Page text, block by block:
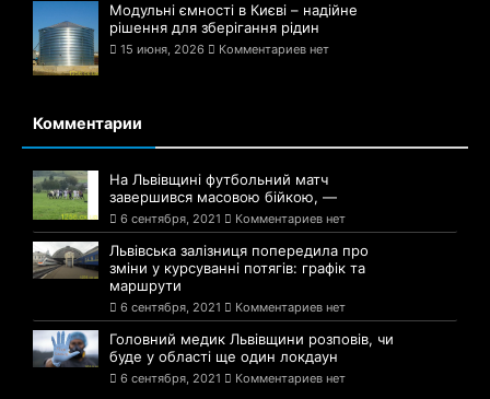
Модульні ємності в Києві – надійне
рішення для зберігання рідин
15 июня, 2026 Комментариев нет
Комментарии
На Львівщині футбольний матч
завершився масовою бійкою, —
6 сентября, 2021 Комментариев нет
Львівська залізниця попередила про
зміни у курсуванні потягів: графік та
маршрути
6 сентября, 2021 Комментариев нет
Головний медик Львівщини розповів, чи
буде у області ще один локдаун
6 сентября, 2021 Комментариев нет